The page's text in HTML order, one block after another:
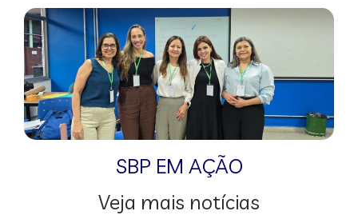
SBP EM AÇÃO
Veja mais notícias